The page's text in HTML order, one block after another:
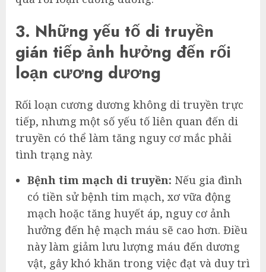
3. Những yếu tố di truyền
gián tiếp ảnh hưởng đến rối
loạn cương dương
Rối loạn cương dương không di truyền trực
tiếp, nhưng một số yếu tố liên quan đến di
truyền có thể làm tăng nguy cơ mắc phải
tình trạng này.
Bệnh tim mạch di truyền: Nếu gia đình
có tiền sử bệnh tim mạch, xơ vữa động
mạch hoặc tăng huyết áp, nguy cơ ảnh
hưởng đến hệ mạch máu sẽ cao hơn. Điều
này làm giảm lưu lượng máu đến dương
vật, gây khó khăn trong việc đạt và duy trì